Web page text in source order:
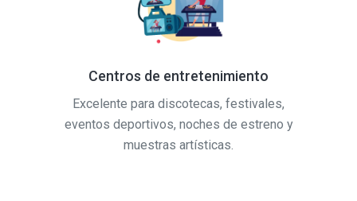
Centros de entretenimiento
Excelente para discotecas, festivales,
eventos deportivos, noches de estreno y
muestras artísticas.